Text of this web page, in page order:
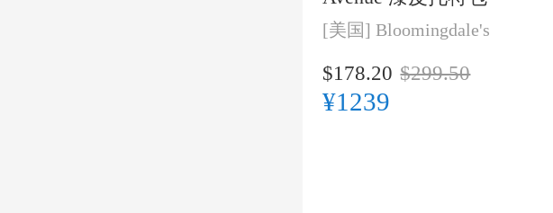
[美国] Bloomingdale's
$178.20 $299.50
¥1239